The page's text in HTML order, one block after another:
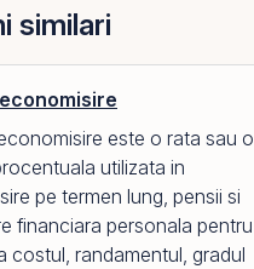
similari
este o rata sau o
utilizata in
pe termen lung, pensii si
financiara personala pentru
costul, randamentul, gradul